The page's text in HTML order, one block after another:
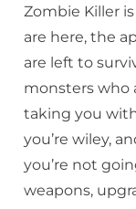
Zombie Killer
are here, the
are left to
monsters who
taking you
you’re wiley,
you’re not
weapons,